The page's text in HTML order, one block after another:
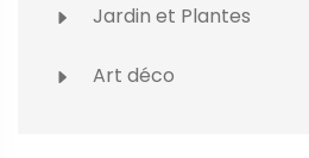
Jardin et Plantes
Art déco